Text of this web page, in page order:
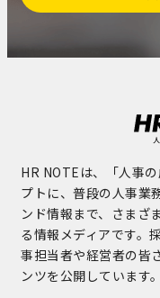
HR NOTEは、「人事
プトに、普段の人事業
ンド情報まで、さまざ
る情報メディアです。
事担当者や経営者の皆
ンツを公開しています。